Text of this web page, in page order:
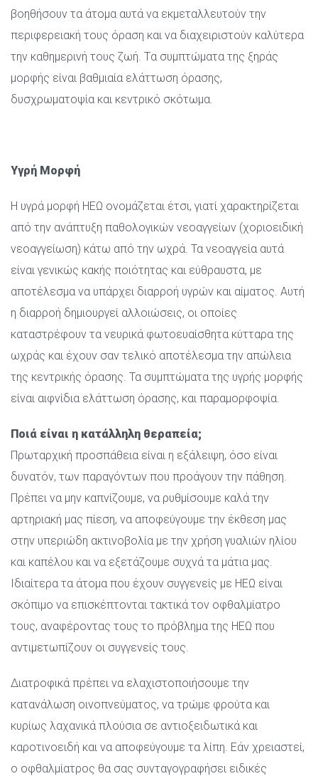
βοηθήσουν τα άτομα αυτά να εκμεταλλευτούν την
περιφερειακή τους όραση και να διαχειριστούν καλύτερα
την καθημερινή τους ζωή. Tα συμπτώματα της ξηράς
μορφής είναι βαθμιαία ελάττωση όρασης,
δυσχρωματοψία και κεντρικό σκότωμα.
Υγρή Μορφή
Η υγρά μορφή ΗΕΩ ονομάζεται έτσι, γιατί χαρακτηρίζεται
από την ανάπτυξη παθολογικών νεοαγγείων (χοριοειδική
νεοαγγείωση) κάτω από την ωχρά. Τα νεοαγγεία αυτά
είναι γενικώς κακής ποιότητας και εύθραυστα, με
αποτέλεσμα να υπάρχει διαρροή υγρών και αίματος. Αυτή
η διαρροή δημιουργεί αλλοιώσεις, οι οποίες
καταστρέφουν τα νευρικά φωτοευαίσθητα κύτταρα της
ωχράς και έχουν σαν τελικό αποτέλεσμα την απώλεια
της κεντρικής όρασης. Τα συμπτώματα της υγρής μορφής
είναι αιφνίδια ελάττωση όρασης, και παραμορφοψία.
Ποιά είναι η κατάλληλη θεραπεία;
Πρωταρχική προσπάθεια είναι η εξάλειψη, όσο είναι
δυνατόν, των παραγόντων που προάγουν την πάθηση.
Πρέπει να μην καπνίζουμε, να ρυθμίσουμε καλά την
αρτηριακή μας πίεση, να αποφεύγουμε την έκθεση μας
στην υπεριώδη ακτινοβολία με την χρήση γυαλιών ηλίου
και καπέλου και να εξετάζουμε συχνά τα μάτια μας.
Ιδιαίτερα τα άτομα που έχουν συγγενείς με ΗΕΩ είναι
σκόπιμο να επισκέπτονται τακτικά τον οφθαλμίατρο
τους, αναφέροντας τους το πρόβλημα της ΗΕΩ που
αντιμετωπίζουν οι συγγενείς τους.
Διατροφικά πρέπει να ελαχιστοποιήσουμε την
κατανάλωση οινοπνεύματος, να τρώμε φρούτα και
κυρίως λαχανικά πλούσια σε αντιοξειδωτικά και
καροτινοειδή και να αποφεύγουμε τα λίπη. Εάν χρειαστεί,
ο οφθαλμίατρος θα σας συνταγογραφήσει ειδικές